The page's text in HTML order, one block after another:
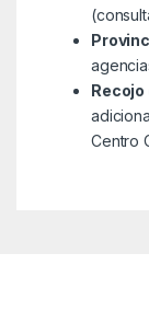
Recojo
Centro